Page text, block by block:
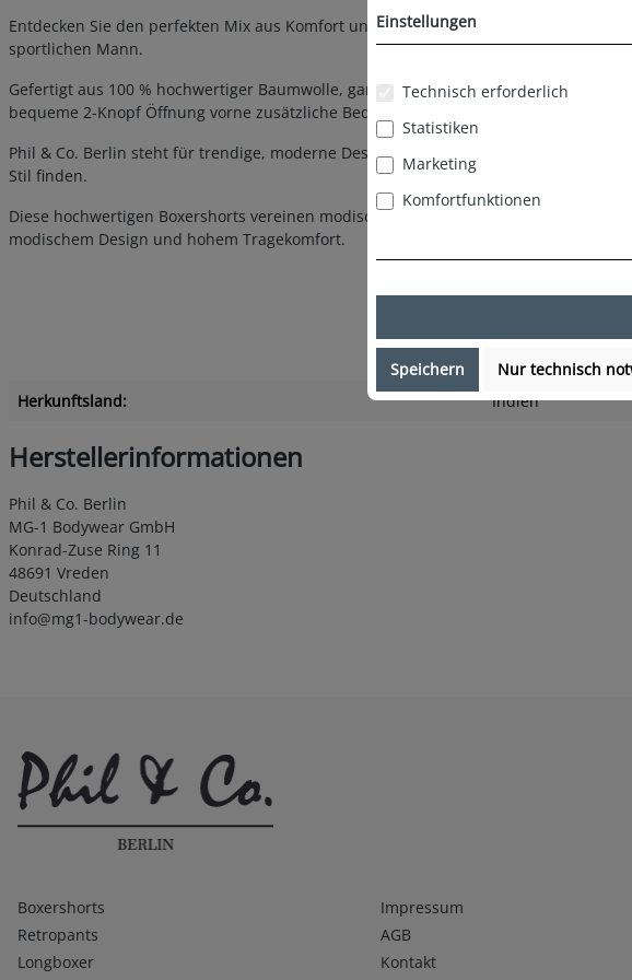
Entdecken Sie den perfekten Mix aus Komfort und Stil mit den Phil & Co. Berlin
sportlichen Mann.
Gefertigt aus 100 % hochwertiger Baumwolle, garantieren diese Boxershorts
bequeme 2-Knopf Öffnung vorne zusätzliche Bequemlichkeit bietet.
Phil & Co. Berlin steht für trendige, moderne Designs, die in Deutschland
Stil finden.
Diese hochwertigen Boxershorts vereinen modischen Anspruch und praktischen
modischem Design und hohem Tragekomfort.
Herkunftsland: Indien
Herstellerinformationen
Phil & Co. Berlin
MG-1 Bodywear GmbH
Konrad-Zuse Ring 11
48691 Vreden
Deutschland
info@mg1-bodywear.de
Kategorien
Boxershorts
Retropants
Longboxer
Infos 1
Impressum
AGB
Kontakt
Einstellungen
Technisch erforderlich
Statistiken
Marketing
Komfortfunktionen
Speichern Nur technisch